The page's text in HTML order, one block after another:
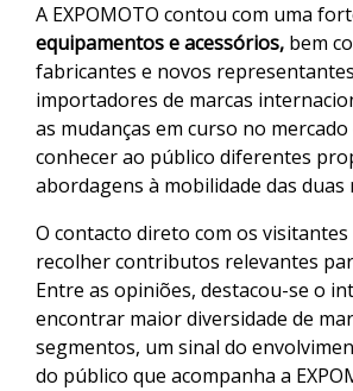
A EXPOMOTO contou com uma
equipamentos e acessórios, bem
fabricantes e novos
importadores de marcas
as mudanças em curso no mercado
conhecer ao público diferentes
abordagens à mobilidade das duas
O contacto direto com os
recolher contributos relevantes
Entre as opiniões, destacou-se o
encontrar maior diversidade de
segmentos, um sinal do
do público que acompanha a